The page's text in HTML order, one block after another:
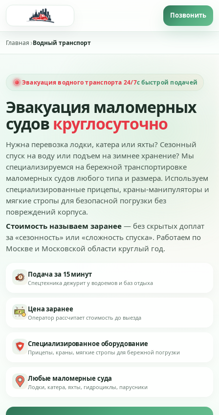
Главная Водный транспорт
Эвакуация водного транспорта 24/7с быстрой подачей
Эвакуация маломерных
судов круглосуточно
Нужна перевозка лодки, катера или яхты? Сезонный
спуск на воду или подъем на зимнее хранение? Мы
специализируемся на бережной транспортировке
маломерных судов любого типа и размера. Используем
специализированные прицепы, краны-манипуляторы и
мягкие стропы для безопасной погрузки без
повреждений корпуса.
Стоимость называем заранее — без скрытых доплат
за «сезонность» или «сложность спуска». Работаем по
Москве и Московской области круглый год.
Подача за 15 минут
Спецтехника дежурит у водоемов и баз отдыха
Цена заранее
Оператор рассчитает стоимость до выезда
Специализированное оборудование
Прицепы, краны, мягкие стропы для бережной погрузки
Любые маломерные суда
Лодки, катера, яхты, гидроциклы, парусники